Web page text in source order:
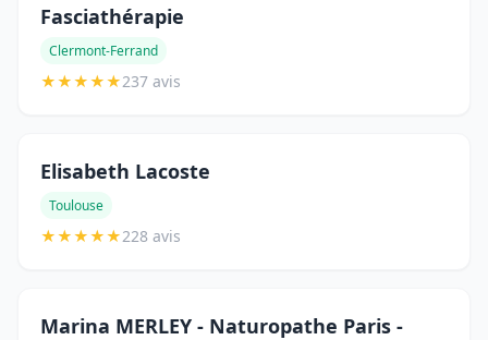
Fasciathérapie
Clermont-Ferrand
★★★★★237 avis
Elisabeth Lacoste
Toulouse
★★★★★228 avis
Marina MERLEY - Naturopathe Paris -